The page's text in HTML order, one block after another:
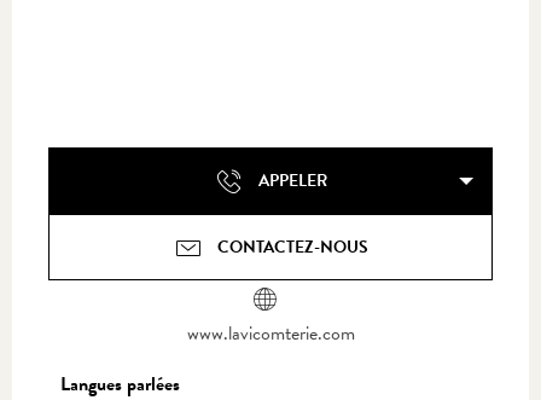
APPELER
CONTACTEZ-NOUS
www.lavicomterie.com
Langues parlées
Langues parlées